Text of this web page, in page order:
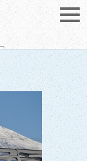
Translate